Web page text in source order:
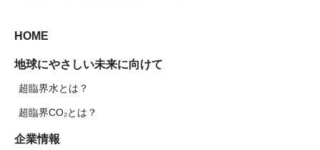
HOME
地球にやさしい未来に向けて
超臨界水とは？
超臨界CO₂とは？
企業情報